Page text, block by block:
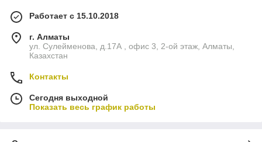
Работает с 15.10.2018
г. Алматы
ул. Сулейменова, д.17А , офис 3, 2-ой этаж, Алматы,
Казахстан
Контакты
Сегодня выходной
Показать весь график работы